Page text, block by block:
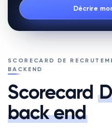
SCORECARD DE
BACKEND
Scorecard
back end
Décrire